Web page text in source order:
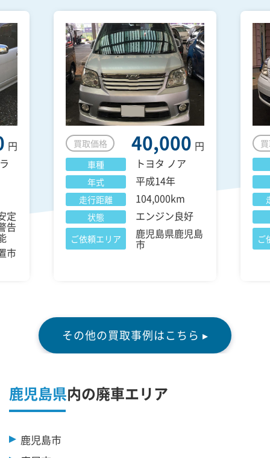
円
定
告
市
買取価格 40,000 円
車種 トヨタ ノア
年式 平成14年
走行距離 104,000km
状態 エンジン良好
ご依頼エリア 鹿児島県鹿児島
市 ご
その他の買取事例はこちら ▸
鹿児島県内の廃車エリア
鹿児島市